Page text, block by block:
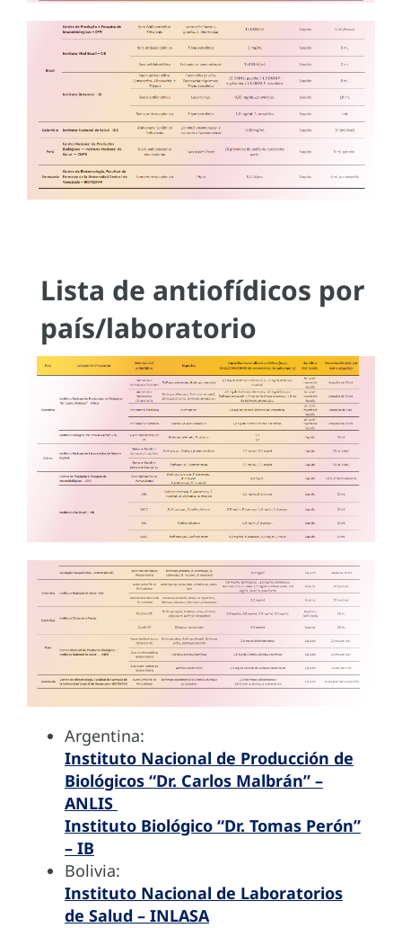
Lista de antiofídicos por
país/laboratorio
Argentina:
Instituto Nacional de Producción de
Biológicos “Dr. Carlos Malbrán” –
ANLIS
Instituto Biológico “Dr. Tomas Perón”
– IB
Bolivia:
Instituto Nacional de Laboratorios
de Salud – INLASA